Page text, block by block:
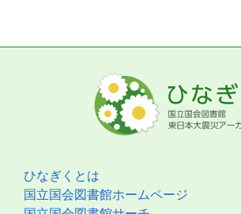
ひなぎくとは
国立国会図書館ホームページ